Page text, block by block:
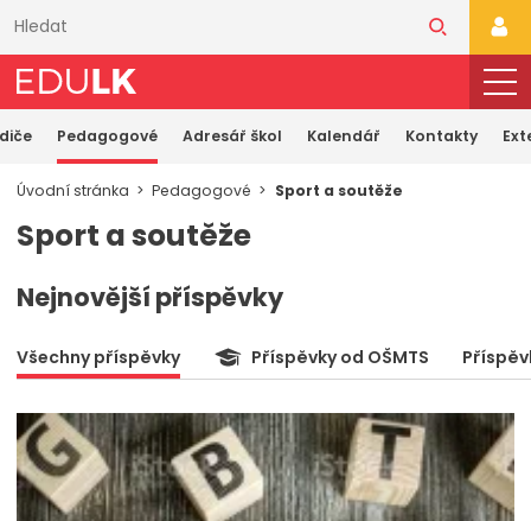
obsahu
Pedagogové Adresář škol Kalendář Kontakty
Úvodní stránka Pedagogové Sport a soutěže
Sport a soutěže
Nejnovější příspěvky
Všechny příspěvky Příspěvky od OŠMTS